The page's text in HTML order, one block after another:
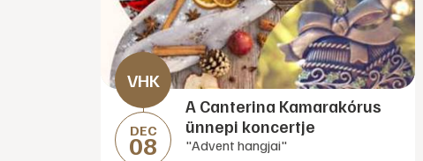
DEC
08
A Canterina Kamarakórus
ünnepi koncertje
"Advent hangjai"